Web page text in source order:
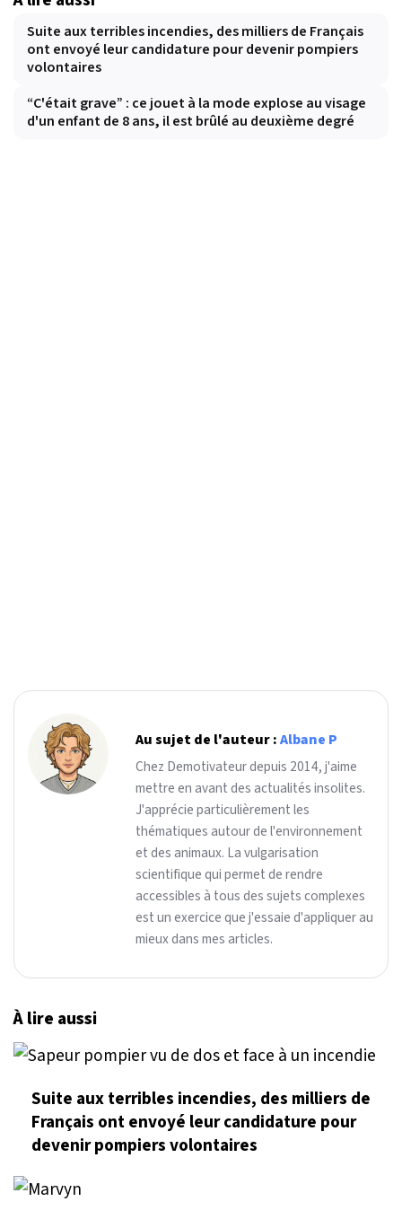
Suite aux terribles incendies, des milliers de Français
ont envoyé leur candidature pour devenir pompiers
volontaires
“C'était grave” : ce jouet à la mode explose au visage
d'un enfant de 8 ans, il est brûlé au deuxième degré
Au sujet de l'auteur :Albane P
Chez Demotivateur depuis 2014, j'aime
mettre en avant des actualités insolites.
J'apprécie particulièrement les
thématiques autour de l'environnement
et des animaux. La vulgarisation
scientifique qui permet de rendre
accessibles à tous des sujets complexes
est un exercice que j'essaie d'appliquer au
mieux dans mes articles.
À lire aussi
Suite aux terribles incendies, des milliers de
Français ont envoyé leur candidature pour
devenir pompiers volontaires